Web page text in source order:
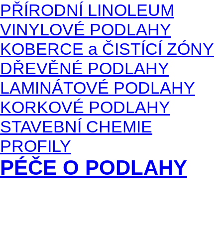
PŘÍRODNÍ LINOLEUM
VINYLOVÉ PODLAHY
KOBERCE a ČISTÍCÍ ZÓNY
DŘEVĚNÉ PODLAHY
LAMINÁTOVÉ PODLAHY
KORKOVÉ PODLAHY
STAVEBNÍ CHEMIE
PROFILY
PÉČE O PODLAHY